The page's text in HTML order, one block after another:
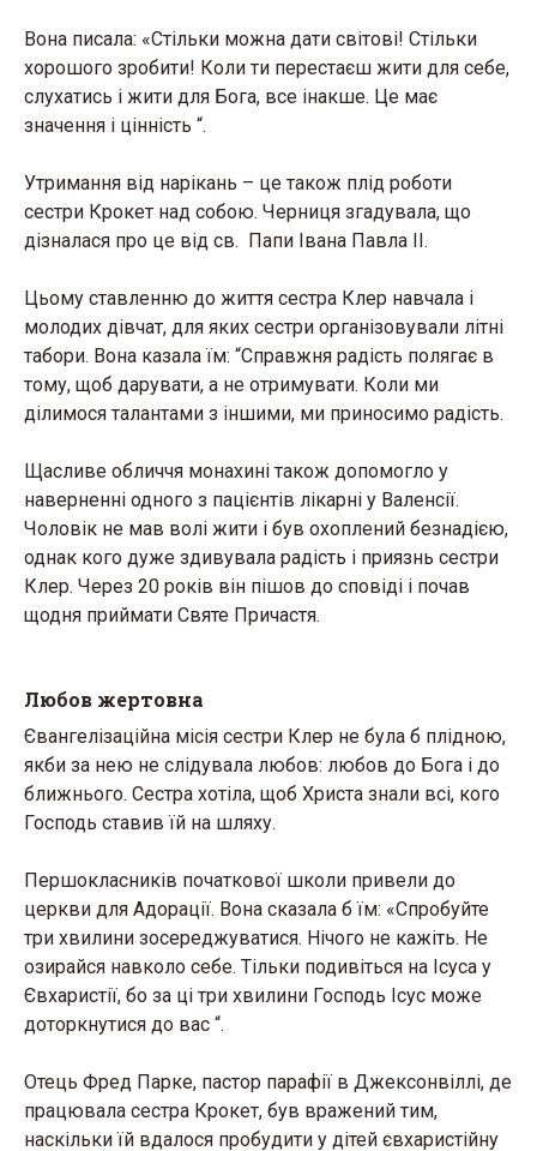
Вона писала: «Стільки можна дати світові! Стільки
хорошого зробити! Коли ти перестаєш жити для себе,
слухатись і жити для Бога, все інакше. Це має
значення і цінність “.
Утримання від нарікань – це також плід роботи
сестри Крокет над собою. Черниця згадувала, що
дізналася про це від св. Папи Івана Павла ІІ.
Цьому ставленню до життя сестра Клер навчала і
молодих дівчат, для яких сестри організовували літні
табори. Вона казала їм: “Справжня радість полягає в
тому, щоб дарувати, а не отримувати. Коли ми
ділимося талантами з іншими, ми приносимо радість.
Щасливе обличчя монахині також допомогло у
наверненні одного з пацієнтів лікарні у Валенсії.
Чоловік не мав волі жити і був охоплений безнадією,
однак кого дуже здивувала радість і приязнь сестри
Клер. Через 20 років він пішов до сповіді і почав
щодня приймати Святе Причастя.
Любов жертовна
Євангелізаційна місія сестри Клер не була б плідною,
якби за нею не слідувала любов: любов до Бога і до
ближнього. Сестра хотіла, щоб Христа знали всі, кого
Господь ставив їй на шляху.
Першокласників початкової школи привели до
церкви для Адорації. Вона сказала б їм: «Спробуйте
три хвилини зосереджуватися. Нічого не кажіть. Не
озирайся навколо себе. Тільки подивіться на Ісуса у
Євхаристії, бо за ці три хвилини Господь Ісус може
доторкнутися до вас “.
Отець Фред Парке, пастор парафії в Джексонвіллі, де
працювала сестра Крокет, був вражений тим,
наскільки їй вдалося пробудити у дітей євхаристійну